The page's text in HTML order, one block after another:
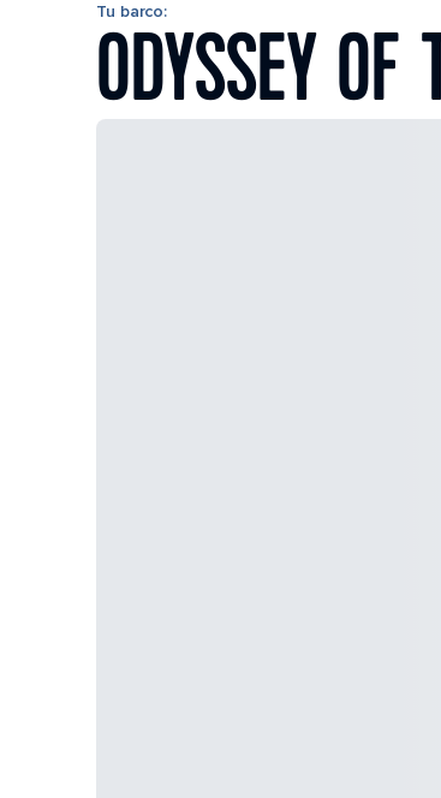
Tu barco:
ODYSSEY